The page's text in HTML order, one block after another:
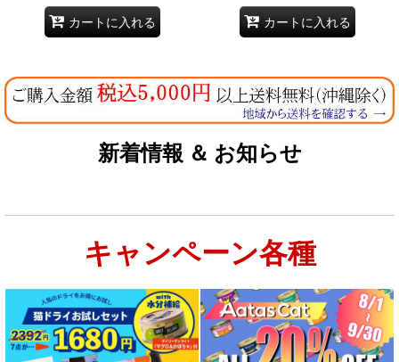
カートに入れる カートに入れる
新着情報 ＆ お知らせ
キャンペーン各種